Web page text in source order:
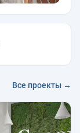
Все проекты →